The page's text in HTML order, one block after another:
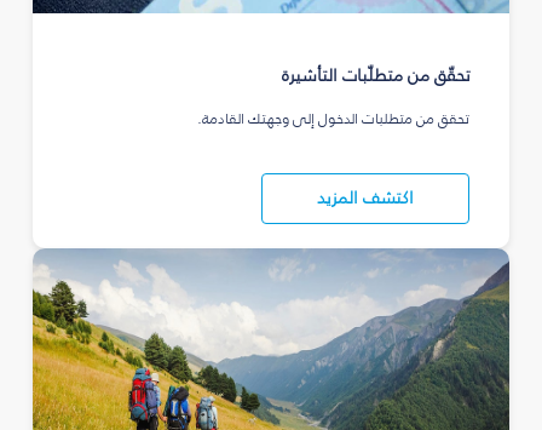
تحقّق من متطلّبات التأشيرة
تحقق من متطلبات الدخول إلى وجهتك القادمة.
اكتشف المزيد